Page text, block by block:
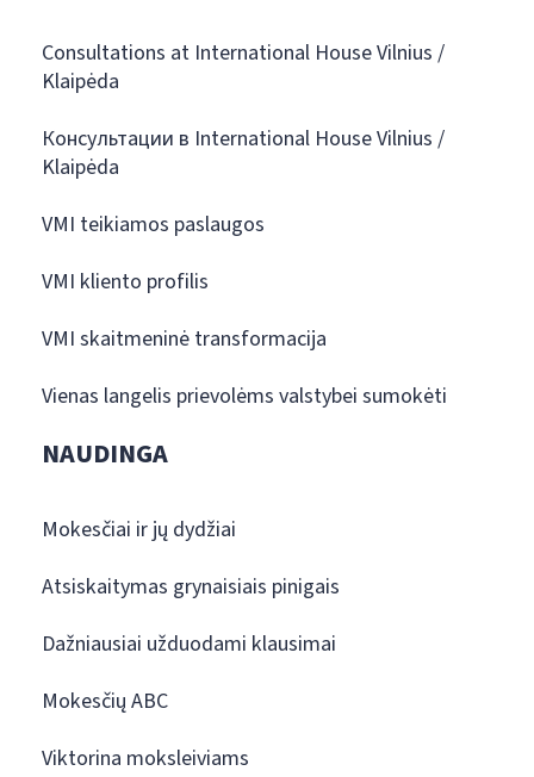
Consultations at International House Vilnius /
Klaipėda
Консультации в International House Vilnius /
Klaipėda
VMI teikiamos paslaugos
VMI kliento profilis
VMI skaitmeninė transformacija
Vienas langelis prievolėms valstybei sumokėti
NAUDINGA
Mokesčiai ir jų dydžiai
Atsiskaitymas grynaisiais pinigais
Dažniausiai užduodami klausimai
Mokesčių ABC
Viktorina moksleiviams